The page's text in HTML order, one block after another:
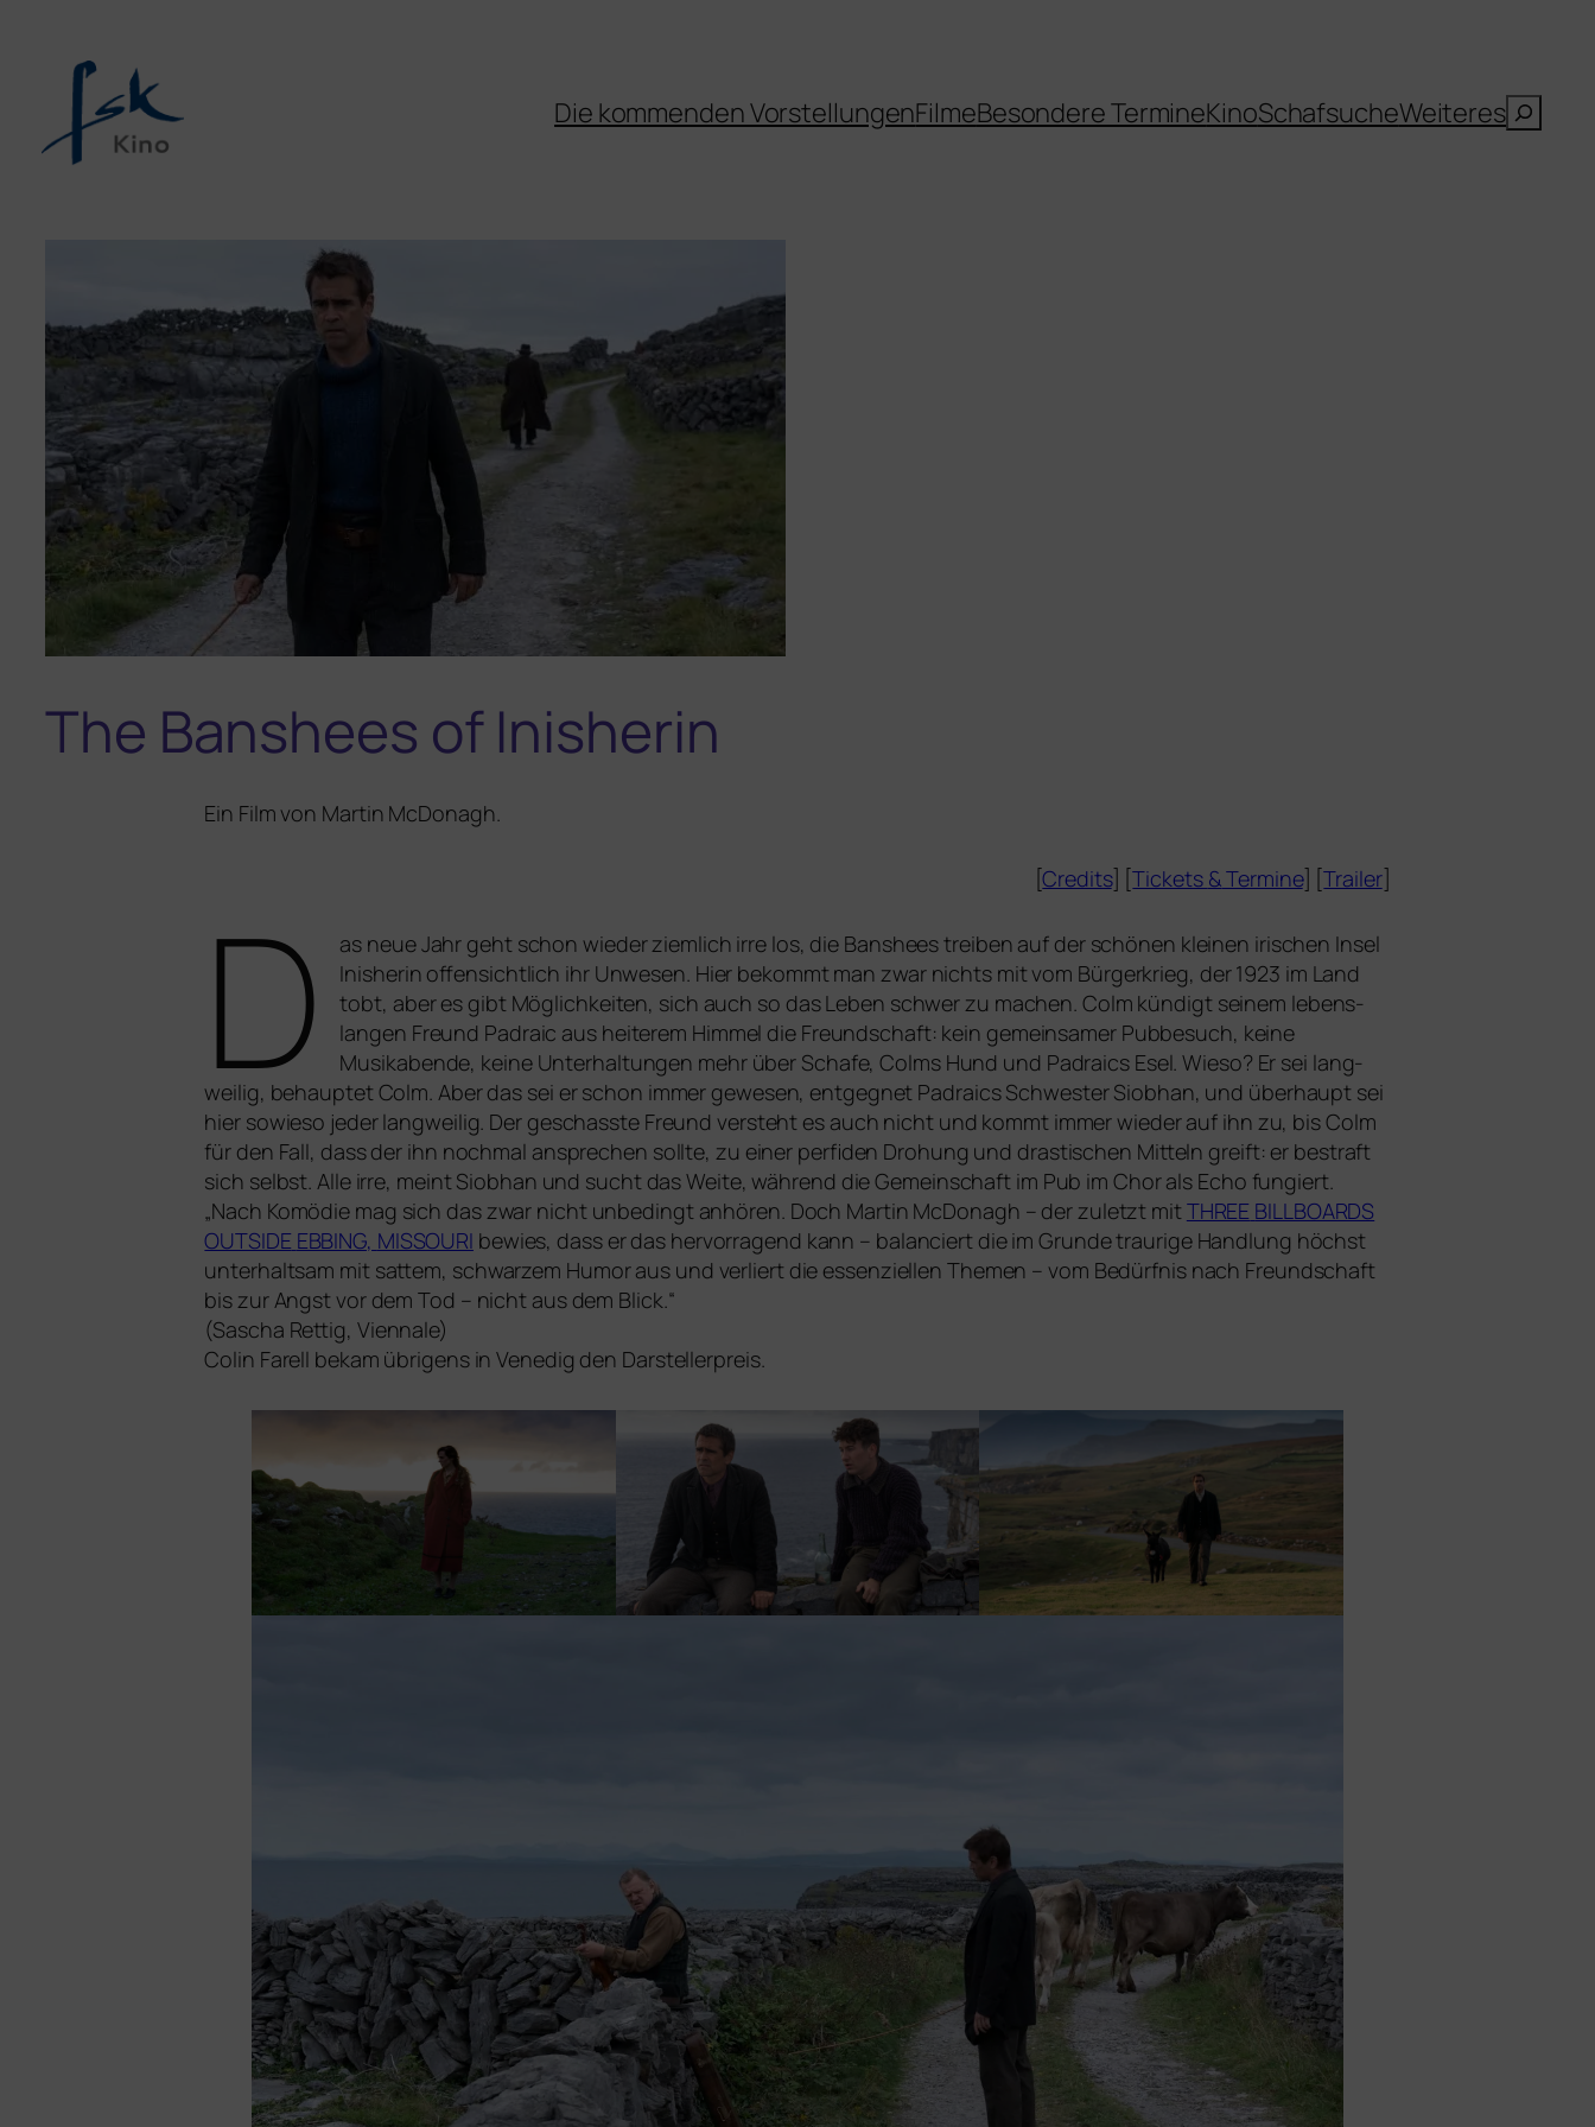
Die kommenden VorstellungenFilmeBesondere TermineKinoSchafsucheWeiteresSuchen
The Banshees of Inisherin
Ein Film von Martin McDonagh.
[Credits] [Tickets &Termine] [Trailer]
D
as neue Jahr geht schon wie­der ziem­lich irre los, die Banshees trei­ben auf der schö­nen klei­nen iri­schen Insel
Inisherin offen­sicht­lich ihr Unwesen. Hier bekommt man zwar nichts mit vom Bürgerkrieg, der 1923 im Land
tobt, aber es gibt Möglichkeiten, sich auch so das Leben schwer zu machen. Colm kün­digt sei­nem lebens­
lan­gen Freund Padraic aus hei­te­rem Himmel die Freundschaft: kein gemein­sa­mer Pubbesuch, kei­ne
Musikabende, kei­ne Unterhaltungen mehr über Schafe, Colms Hund und Padraics Esel. Wieso? Er sei lang­
wei­lig, behaup­tet Colm. Aber das sei er schon immer gewe­sen, ent­geg­net Padraics Schwester Siobhan, und über­haupt sei
hier sowie­so jeder lang­wei­lig. Der geschass­te Freund ver­steht es auch nicht und kommt immer wie­der auf ihn zu, bis Colm
für den Fall, dass der ihn noch­mal anspre­chen soll­te, zu einer per­fi­den Drohung und dras­ti­schen Mitteln greift: er bestraft
sich selbst. Alle irre, meint Siobhan und sucht das Weite, wäh­rend die Gemeinschaft im Pub im Chor als Echo fun­giert.
„Nach Komödie mag sich das zwar nicht unbe­dingt anhö­ren. Doch Martin McDonagh – der zuletzt mitTHREE BILLBOARDS
OUTSIDE EBBING, MISSOURI bewies, dass er das her­vor­ra­gend kann – balan­ciert die im Grunde trau­ri­ge Handlung höchst
unter­halt­sam mit sat­tem, schwar­zem Humor aus und ver­liert die essen­zi­el­len Themen – vom Bedürfnis nach Freundschaft
bis zur Angst vor dem Tod – nicht aus dem Blick.“
(Sascha Rettig, Viennale)
Colin Farell bekam übri­gens in Venedig den Darstellerpreis.